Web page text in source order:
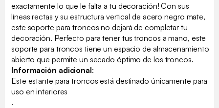
exactamente lo que le falta a tu decoración! Con sus
líneas rectas y su estructura vertical de acero negro mate,
este soporte para troncos no dejará de completar tu
decoración. Perfecto para tener tus troncos a mano, este
soporte para troncos tiene un espacio de almacenamiento
abierto que permite un secado óptimo de los troncos.
Información adicional:
Este estante para troncos está destinado únicamente para
uso en interiores
.